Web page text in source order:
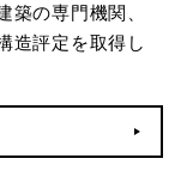
築の専門機関、
造評定を取得し